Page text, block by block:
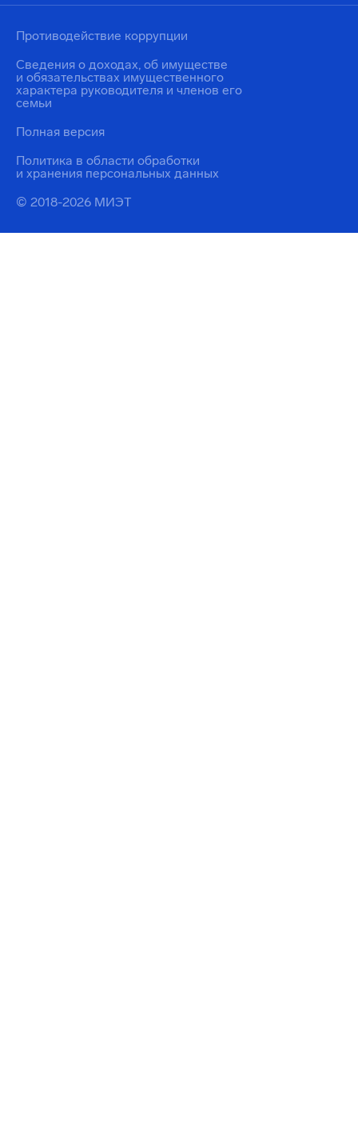
© 2018-2026 МИЭТ
Политика в области обработки
и хранения персональных данных
Противодействие коррупции
Сведения о доходах, об имуществе
и обязательствах имущественного
характера руководителя и членов его
семьи
Полная версия